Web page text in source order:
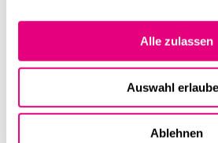
Alle zulassen
Auswahl
Ablehnen
Studium
Institut für Sozialethik (ISE)